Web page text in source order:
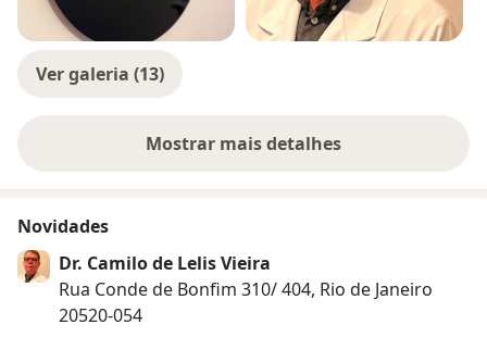
Ver galeria (13)
Mostrar mais detalhes
sobre a experiência
Novidades
Dr. Camilo de Lelis Vieira
Rua Conde de Bonfim 310/ 404, Rio de Janeiro
20520-054